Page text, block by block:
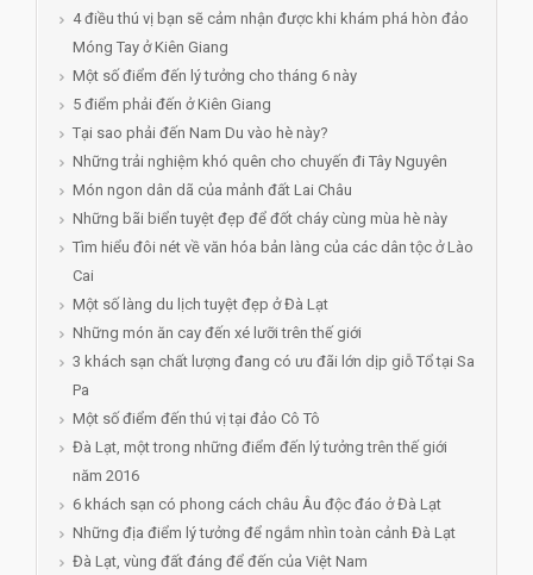
4 điều thú vị bạn sẽ cảm nhận được khi khám phá hòn đảo
Móng Tay ở Kiên Giang
Một số điểm đến lý tưởng cho tháng 6 này
5 điểm phải đến ở Kiên Giang
Tại sao phải đến Nam Du vào hè này?
Những trải nghiệm khó quên cho chuyến đi Tây Nguyên
Món ngon dân dã của mảnh đất Lai Châu
Những bãi biển tuyệt đẹp để đốt cháy cùng mùa hè này
Tìm hiểu đôi nét về văn hóa bản làng của các dân tộc ở Lào
Cai
Một số làng du lịch tuyệt đẹp ở Đà Lạt
Những món ăn cay đến xé lưỡi trên thế giới
3 khách sạn chất lượng đang có ưu đãi lớn dịp giỗ Tổ tại Sa
Pa
Một số điểm đến thú vị tại đảo Cô Tô
Đà Lạt, một trong những điểm đến lý tưởng trên thế giới
năm 2016
6 khách sạn có phong cách châu Âu độc đáo ở Đà Lạt
Những địa điểm lý tưởng để ngắm nhìn toàn cảnh Đà Lạt
Đà Lạt, vùng đất đáng để đến của Việt Nam